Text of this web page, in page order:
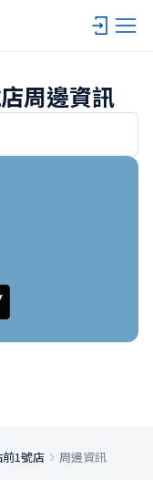
周邊資訊
1號店 周邊資訊